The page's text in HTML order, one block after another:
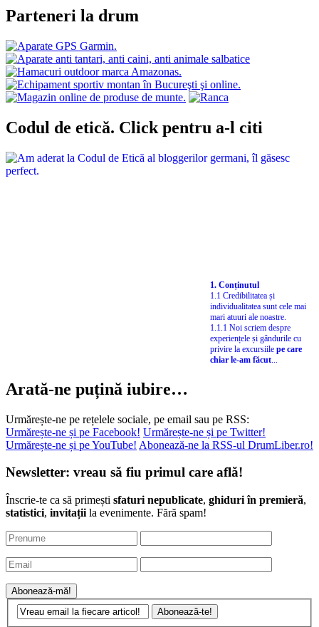
Parteneri la drum
Codul de etică. Click pentru a-l citi
1. Conținutul
1.1 Credibilitatea și
individualitatea sunt cele mai
mari atuuri ale noastre.
1.1.1 Noi scriem despre
experiențele și gândurile cu
privire la excursiile pe care
chiar le-am făcut...
Arată-ne puțină iubire…
Urmărește-ne pe rețelele sociale, pe email sau pe RSS:
Urmărește-ne și pe Facebook! Urmărește-ne și pe Twitter!
Urmărește-ne și pe YouTube! Abonează-ne la RSS-ul DrumLiber.ro!
Newsletter: vreau să fiu primul care află!
Înscrie-te ca să primești sfaturi nepublicate, ghiduri în premieră,
statistici, invitații la evenimente. Fără spam!